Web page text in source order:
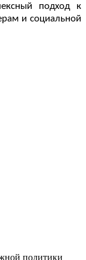
подход к
и социальной